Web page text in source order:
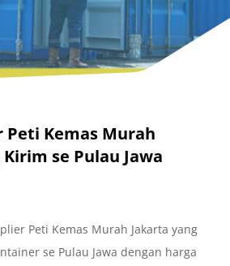
Peti Kemas Murah
se Pulau Jawa
Peti Kemas Murah Jakarta yang
se Pulau Jawa dengan harga